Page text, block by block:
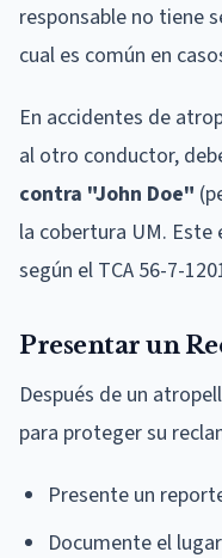
responsable no tiene
cual es común en
En accidentes de
al otro conductor,
contra "John Doe"
la cobertura UM.
según el TCA 56-7-
Presentar un
Después de un
para proteger su
Presente un
Documente el